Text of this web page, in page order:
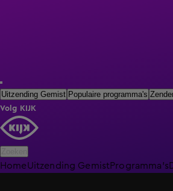
Uitzending Gemist Populaire programma's
Volg KIJK
HomeUitzending GemistProgramma's